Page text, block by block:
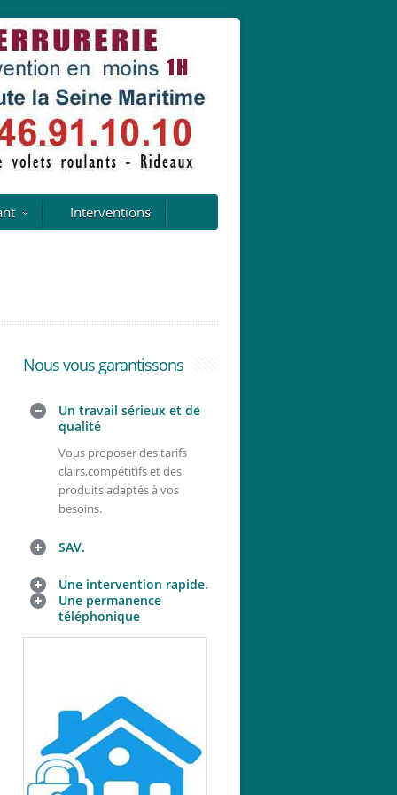
Interventions
Nous vous garantissons
Un travail sérieux et de
qualité
Vous proposer des tarifs
clairs,compétitifs et des
produits adaptés à vos
besoins.
SAV.
Une intervention rapide.
Une permanence
téléphonique